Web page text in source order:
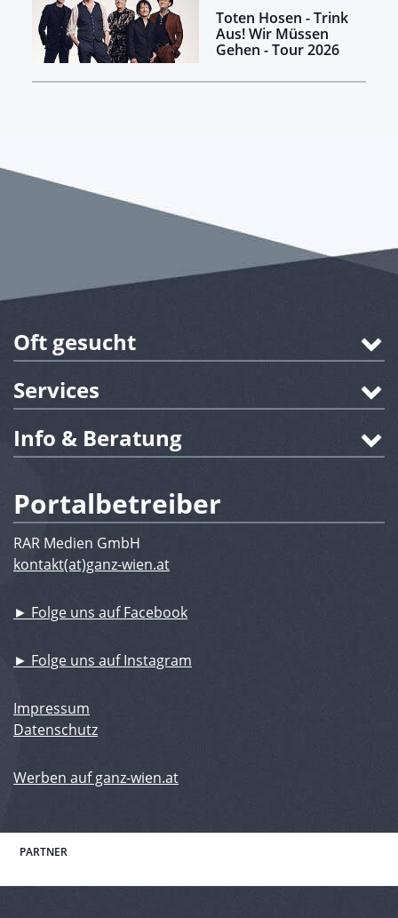
Toten Hosen - Trink
Aus! Wir Müssen
Gehen - Tour 2026
Oft gesucht
Services
Info & Beratung
Portalbetreiber
RAR Medien GmbH
kontakt(at)ganz-wien.at
► Folge uns auf Facebook
► Folge uns auf Instagram
Impressum
Datenschutz
Werben auf ganz-wien.at
PARTNER